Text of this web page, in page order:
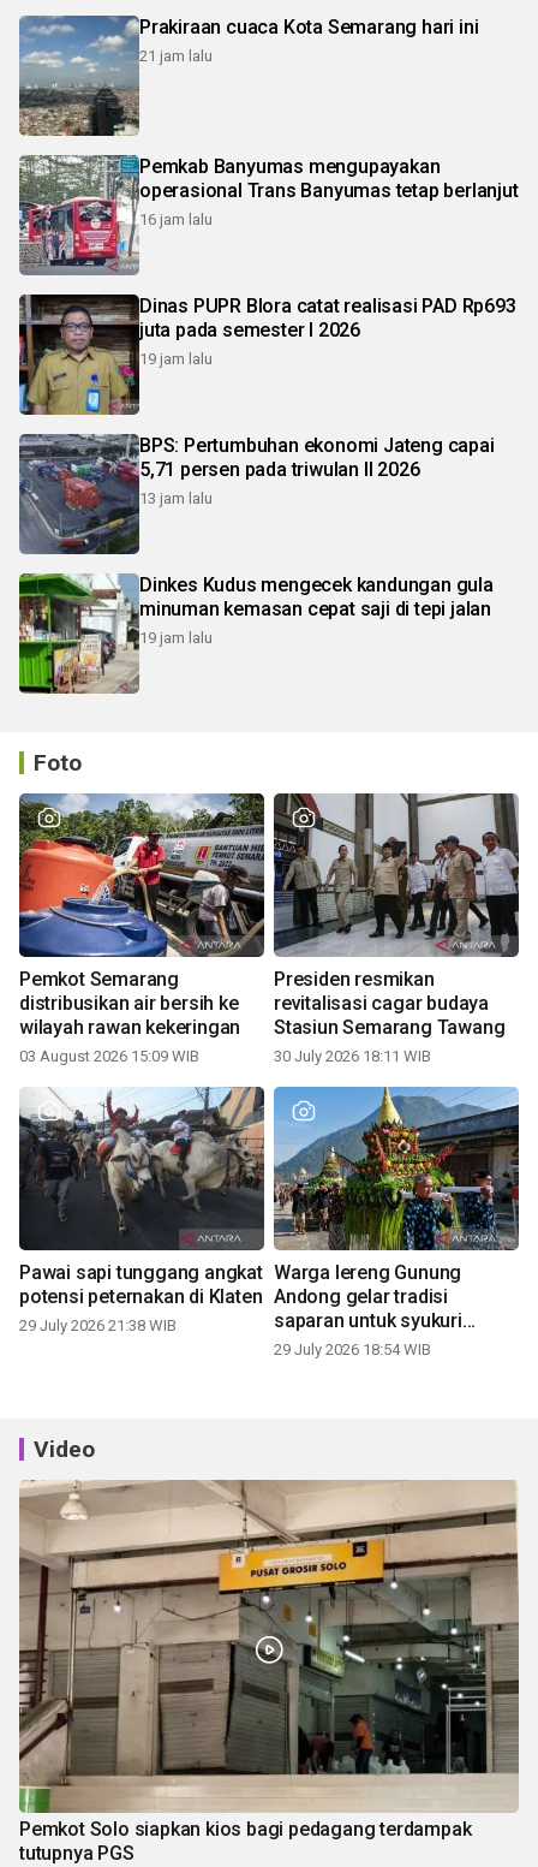
Prakiraan cuaca Kota Semarang hari ini
21 jam lalu
Pemkab Banyumas mengupayakan
operasional Trans Banyumas tetap berlanjut
16 jam lalu
Dinas PUPR Blora catat realisasi PAD Rp693
juta pada semester I 2026
19 jam lalu
BPS: Pertumbuhan ekonomi Jateng capai
5,71 persen pada triwulan II 2026
13 jam lalu
Dinkes Kudus mengecek kandungan gula
minuman kemasan cepat saji di tepi jalan
19 jam lalu
Foto
Pemkot Semarang
distribusikan air bersih ke
wilayah rawan kekeringan
03 August 2026 15:09 WIB
Presiden resmikan
revitalisasi cagar budaya
Stasiun Semarang Tawang
30 July 2026 18:11 WIB
Pawai sapi tunggang angkat
potensi peternakan di Klaten
29 July 2026 21:38 WIB
Warga lereng Gunung
Andong gelar tradisi
saparan untuk syukuri
panen
29 July 2026 18:54 WIB
Video
Pemkot Solo siapkan kios bagi pedagang terdampak
tutupnya PGS